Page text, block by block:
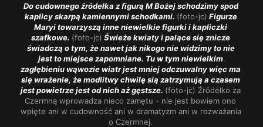
Do cudownego źródełka z figurą M Bożej schodzimy spod
kaplicy skarpą kamiennymi schodkami. (foto-jc) Figurze
Maryi towarzyszą inne niewielkie figurki i kapliczki
szafkowe. (foto-jc) Świeże kwiaty i palące się znicze
świadczą o tym, że nawet jak nikogo nie widzimy to nie
jest to miejsce zapomniane. Tu w tym niewielkim
zagłębieniu wąwozie wiatr jest mniej odczuwalny więc ma
się wrażenie, że modlitwy chwilę sią zatrzymują a czasem
jest powietrze jest od nich aż gęstsze. (foto-jc) Źródełko za
Czermną wprowadza nieco zamętu - nie jest bowiem ono
wpięte ani w cudowność ani w dramatyzm ani w rozważania
o Czermnej.